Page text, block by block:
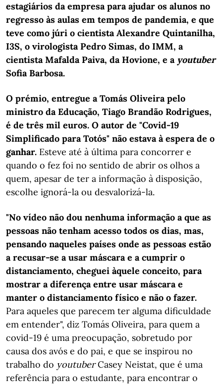
estagiários da empresa para ajudar os alunos no
regresso às aulas em tempos de pandemia, e que
teve como júri o cientista Alexandre Quintanilha,
I3S, o virologista Pedro Simas, do IMM, a
cientista Mafalda Paiva, da Hovione, e a youtuber
Sofia Barbosa.
O prémio, entregue a Tomás Oliveira pelo
ministro da Educação, Tiago Brandão Rodrigues,
é de três mil euros. O autor de "Covid-19
Simplificado para Totós" não estava à espera de o
ganhar. Esteve até à última para concorrer e
quando o fez foi no sentido de abrir os olhos a
quem, apesar de ter a informação à disposição,
escolhe ignorá-la ou desvalorizá-la.
"No vídeo não dou nenhuma informação a que as
pessoas não tenham acesso todos os dias, mas,
pensando naqueles países onde as pessoas estão
a recusar-se a usar máscara e a cumprir o
distanciamento, cheguei àquele conceito, para
mostrar a diferença entre usar máscara e
manter o distanciamento físico e não o fazer.
Para aqueles que parecem ter alguma dificuldade
em entender", diz Tomás Oliveira, para quem a
covid-19 é uma preocupação, sobretudo por
causa dos avós e do pai, e que se inspirou no
trabalho do youtuberCasey Neistat, que é uma
referência para o estudante, para encontrar o